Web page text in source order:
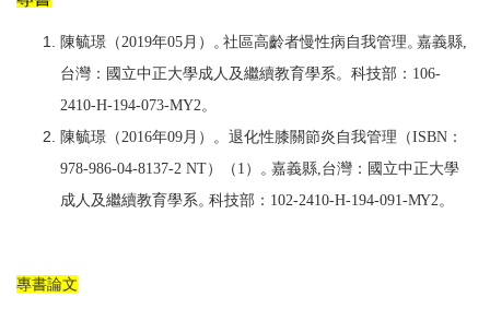
陳毓璟（2019年05月） 。 社區高齡者慢性病 自我管理。 嘉義縣,
台灣：國立中正大學成人及繼續教育學系。科技部： 106-
2410-H-194-073-MY2。
陳毓璟（2016年09月）。退化性膝關節炎 自我管理（ISBN ：
978-986-04-8137-2 NT）（ 1 ） 。 嘉義縣,台灣：國立中正大學
成人及繼續教育學系。 科技部： 102-2410-H-194-091-MY2。
專書論文